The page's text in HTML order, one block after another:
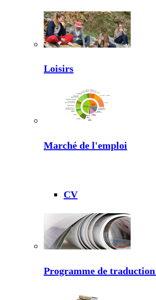
Loisirs
Marché de l'emploi
CV
Programme de